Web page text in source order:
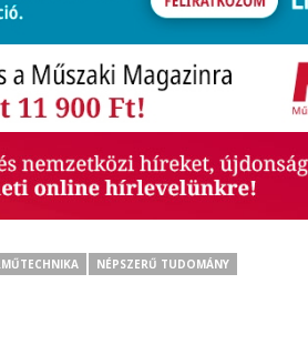
NÉPSZERŰ TUDOMÁNY